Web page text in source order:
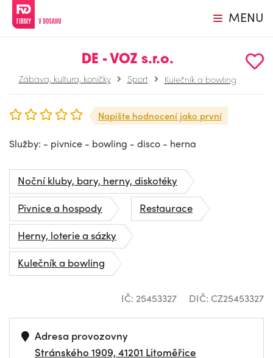
MENU
DE - VOZ s.r.o.
Zábava, kultura, koníčky Sport Kulečník a bowling
Napište hodnocení jako první
Služby: - pivnice - bowling - disco - herna
Noční kluby, bary, herny, diskotéky
Pivnice a hospody
Restaurace
Herny, loterie a sázky
Kulečník a bowling
IČ: 25453327 DIČ: CZ25453327
Adresa provozovny
Stránského 1909, 41201 Litoměřice